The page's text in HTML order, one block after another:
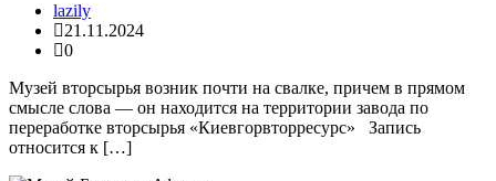
lazily
21.11.2024
0
Музей вторсырья возник почти на свалке, причем в прямом
смысле слова — он находится на территории завода по
переработке вторсырья «Киевгорвторресурс» Запись
относится к […]